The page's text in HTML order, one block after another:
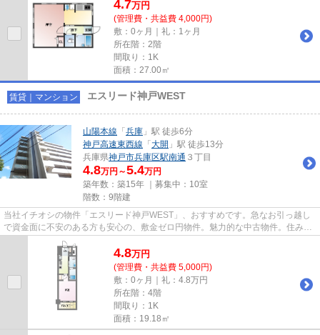
4.7万円
(管理費・共益費 4,000円)
敷：0ヶ月｜礼：1ヶ月
所在階：2階
間取り：1K
面積：27.00㎡
賃貸｜マンション エスリード神戸WEST
山陽本線 「 兵庫 」駅 徒歩6分
神戸高速東西線 「 大開 」駅 徒歩13分
兵庫県神戸市兵庫区駅南通 ３丁目
4.8万円～5.4万円
築年数：築15年 ｜募集中： 10室
階数：9階建
当社イチオシの物件「エスリード神戸WEST」、おすすめです。急なお引っ越し
で資金面に不安のある方も安心の、敷金ゼロ円物件。魅力的な中古物件。住み替
えがスムーズに行える現在空き...
4.8万円
(管理費・共益費 5,000円)
敷：0ヶ月｜礼：4.8万円
所在階：4階
間取り：1K
面積：19.18㎡